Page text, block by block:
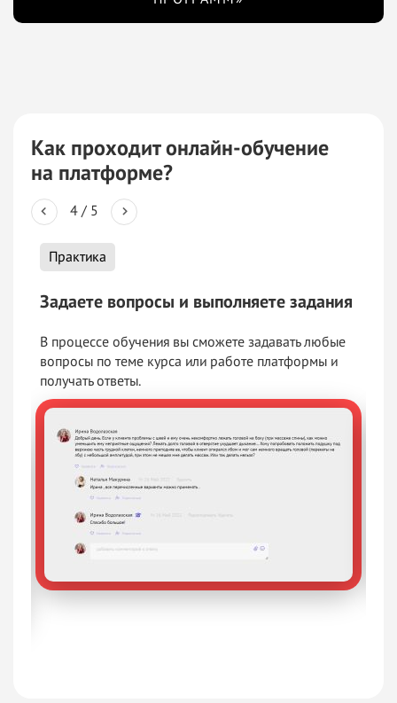
Как проходит онлайн-обучение
на платформе?
4 / 5
Практика
Задаете вопросы и выполняете задания
В процессе обучения вы сможете задавать любые
вопросы по теме курса или работе платформы и
получать ответы.